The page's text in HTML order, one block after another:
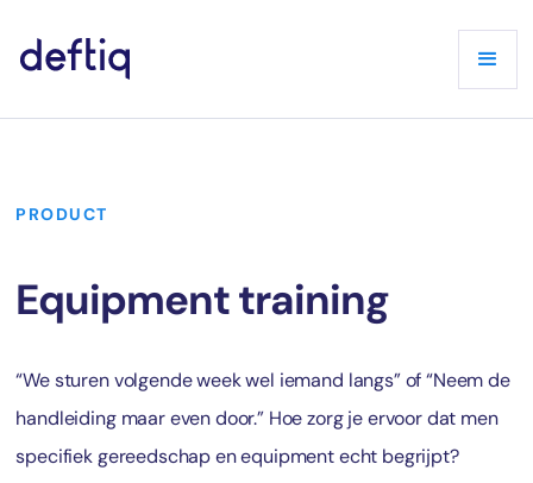
PRODUCT
Equipment training
“We sturen volgende week wel iemand langs” of “Neem de
handleiding maar even door.” Hoe zorg je ervoor dat men
specifiek gereedschap en equipment echt begrijpt?